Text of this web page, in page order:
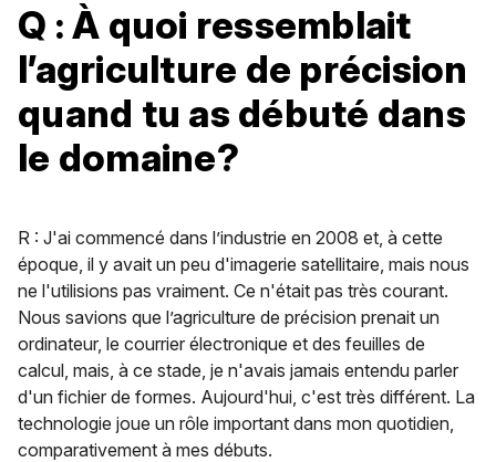
Q : À quoi ressemblait
l’agriculture de précision
quand tu as débuté dans
le domaine?
R : J'ai commencé dans l’industrie en 2008 et, à cette
époque, il y avait un peu d'imagerie satellitaire, mais nous
ne l'utilisions pas vraiment. Ce n'était pas très courant.
Nous savions que l’agriculture de précision prenait un
ordinateur, le courrier électronique et des feuilles de
calcul, mais, à ce stade, je n'avais jamais entendu parler
d'un fichier de formes. Aujourd'hui, c'est très différent. La
technologie joue un rôle important dans mon quotidien,
comparativement à mes débuts.